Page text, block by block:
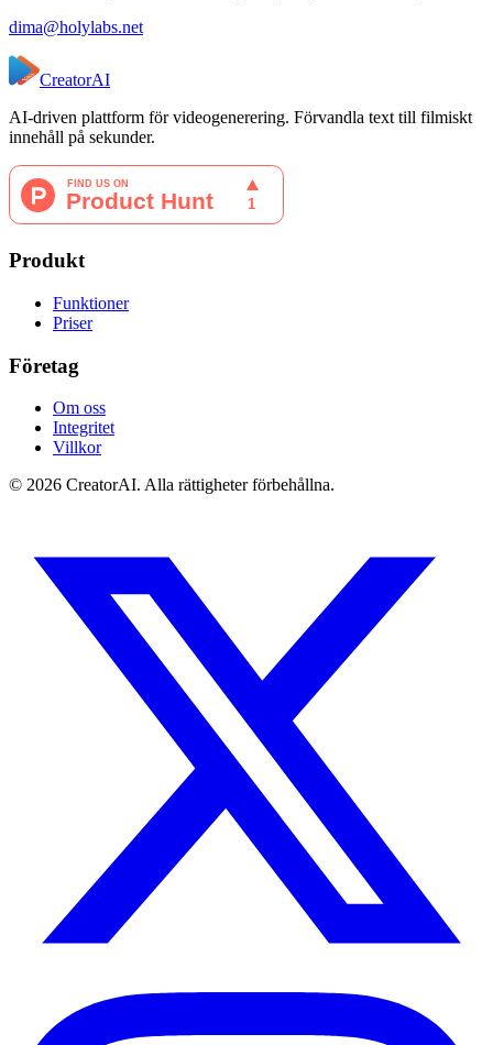
dima@holylabs.net
CreatorAI
AI-driven plattform för videogenerering. Förvandla text till filmiskt
innehåll på sekunder.
Produkt
Funktioner
Priser
Företag
Om oss
Integritet
Villkor
© 2026 CreatorAI. Alla rättigheter förbehållna.